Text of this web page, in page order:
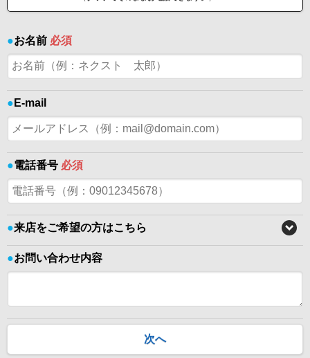
●お名前 必須
● E-mail
●電話番号 必須
●来店をご希望の方はこちら
●お問い合わせ内容
次へ